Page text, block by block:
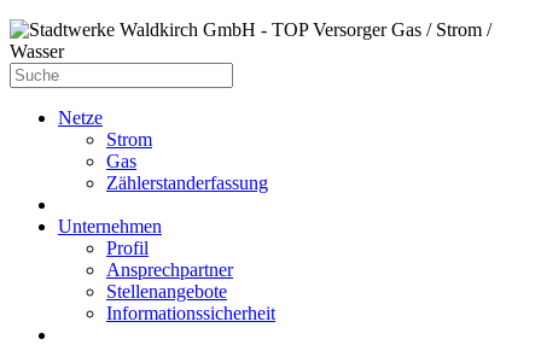
Netze
Strom
Gas
Zählerstanderfassung
Unternehmen
Profil
Ansprechpartner
Stellenangebote
Informationssicherheit